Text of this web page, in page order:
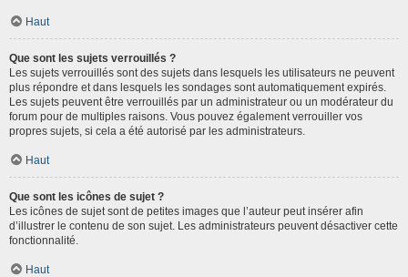
Haut
Que sont les sujets verrouillés ?
Les sujets verrouillés sont des sujets dans lesquels les utilisateurs ne peuvent
plus répondre et dans lesquels les sondages sont automatiquement expirés.
Les sujets peuvent être verrouillés par un administrateur ou un modérateur du
forum pour de multiples raisons. Vous pouvez également verrouiller vos
propres sujets, si cela a été autorisé par les administrateurs.
Haut
Que sont les icônes de sujet ?
Les icônes de sujet sont de petites images que l’auteur peut insérer afin
d’illustrer le contenu de son sujet. Les administrateurs peuvent désactiver cette
fonctionnalité.
Haut